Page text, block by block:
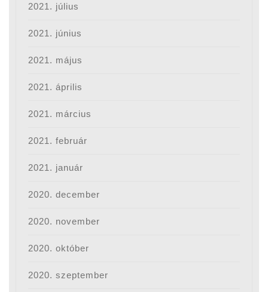
2021. július
2021. június
2021. május
2021. április
2021. március
2021. február
2021. január
2020. december
2020. november
2020. október
2020. szeptember